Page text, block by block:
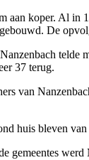
aan koper. Al in
De
telde
37 terug.
van
huis bleven
gemeentes